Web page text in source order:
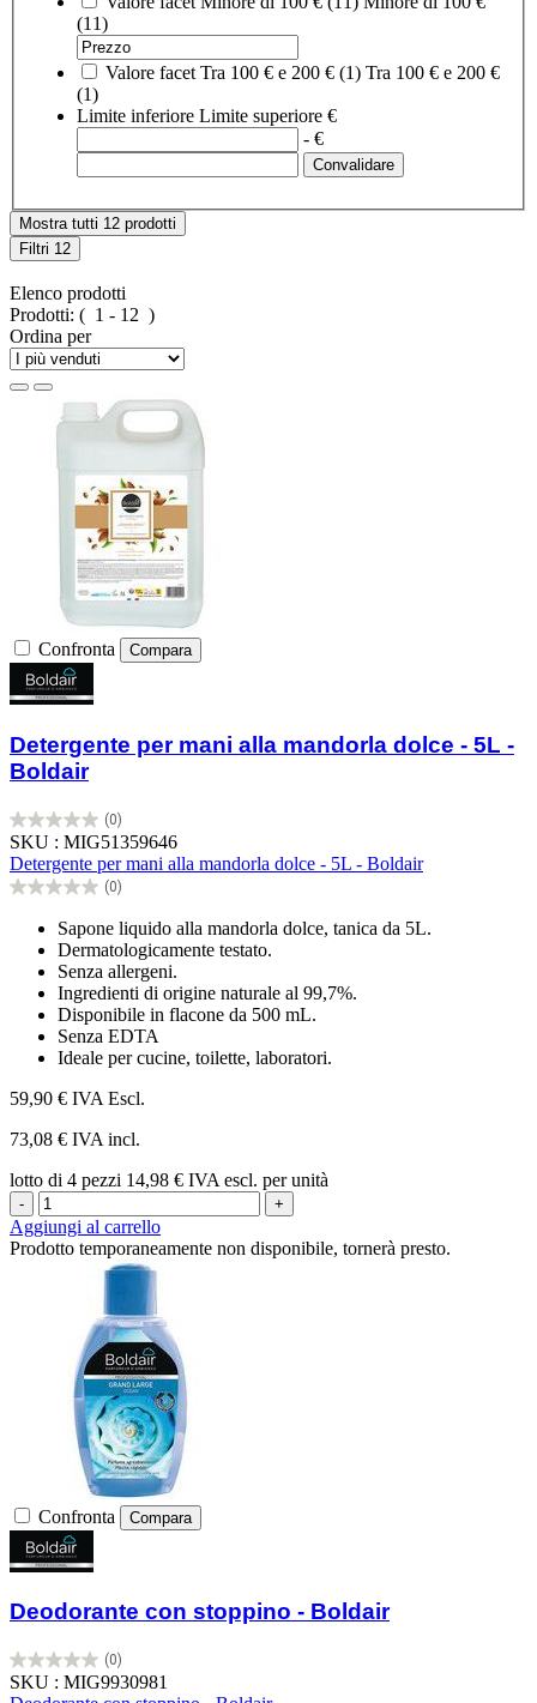
(11)
Valore facet Tra 100 € e 200 € (1) Tra 100 € e 200 €
(1)
Limite inferiore Limite superiore €
- €
Mostra tutti 12 prodotti
Filtri 12
Elenco prodotti
Prodotti: ( 1 - 12 )
Ordina per
Confronta Compara
Detergente per mani alla mandorla dolce - 5L -
Boldair
(0)
0.0
su
5
stelle.
SKU : MIG51359646
Detergente per mani alla mandorla dolce - 5L - Boldair
(0)
0.0
stelle.
Sapone liquido alla mandorla dolce, tanica da 5L.
Dermatologicamente testato.
Senza allergeni.
Ingredienti di origine naturale al 99,7%.
Disponibile in flacone da 500 mL.
Senza EDTA
Ideale per cucine, toilette, laboratori.
59,90 € IVA Escl.
73,08 € IVA incl.
lotto di 4 pezzi 14,98 € IVA escl. per unità
- +
Aggiungi al carrello
Prodotto temporaneamente non disponibile, tornerà presto.
Confronta Compara
Deodorante con stoppino - Boldair
(0)
0.0
su
SKU : MIG9930981